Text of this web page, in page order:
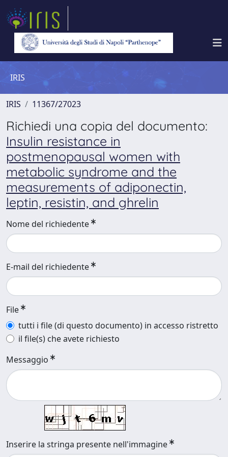
IRIS
IRIS 11367/27023
Richiedi una copia del documento:
Insulin resistance in
postmenopausal women with
metabolic syndrome and the
measurements of adiponectin,
leptin, resistin, and ghrelin
Nome del richiedente
E-mail del richiedente
File
tutti i file (di questo documento) in accesso ristretto
il file(s) che avete richiesto
Messaggio
Inserire la stringa presente nell'immagine